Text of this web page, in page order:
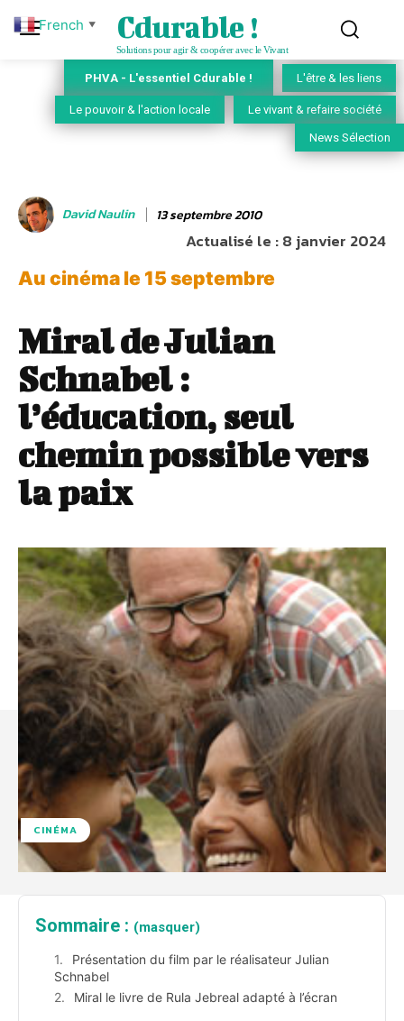
Cdurable !
Solutions pour agir & coopérer avec le Vivant
PHVA - L'essentiel Cdurable ! L'être & les liens
Le pouvoir & l'action locale Le vivant & refaire société
News Sélection
David Naulin 13 septembre 2010
Actualisé le :8 janvier 2024
Au cinéma le 15 septembre
Miral de Julian
Schnabel :
l’éducation, seul
chemin possible vers
la paix
CINÉMA
Sommaire : (masquer)
Présentation du film par le réalisateur Julian
Schnabel
Miral le livre de Rula Jebreal adapté à l’écran
French ▼